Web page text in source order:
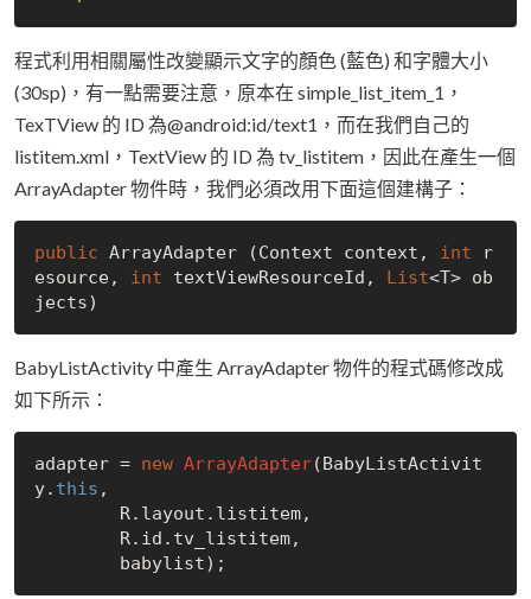
程式利用相關屬性改變顯示文字的顏色 (藍色) 和字體大小
(30sp)，有一點需要注意，原本在 simple_list_item_1，
TexTView 的 ID 為@android:id/text1，而在我們自己的
listitem.xml，TextView 的 ID 為 tv_listitem，因此在產生一個
ArrayAdapter 物件時，我們必須改用下面這個建構子：
public ArrayAdapter (Context context, int r
esource, int textViewResourceId, List<T> ob
BabyListActivity 中產生 ArrayAdapter 物件的程式碼修改成
如下所示：
adapter = new ArrayAdapter(BabyListActivit
y. this ,